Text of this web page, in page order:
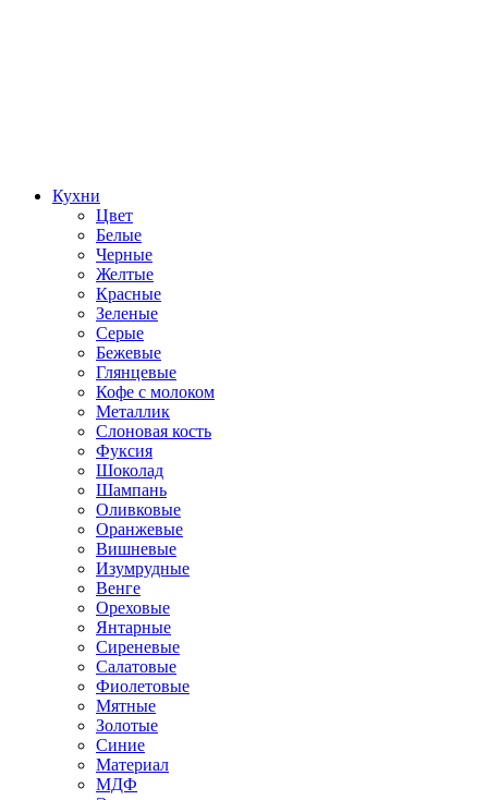
Кухни
Цвет
Белые
Черные
Желтые
Красные
Зеленые
Серые
Бежевые
Глянцевые
Кофе с молоком
Металлик
Слоновая кость
Фуксия
Шоколад
Шампань
Оливковые
Оранжевые
Вишневые
Изумрудные
Венге
Ореховые
Янтарные
Сиреневые
Салатовые
Фиолетовые
Мятные
Золотые
Синие
Материал
МДФ